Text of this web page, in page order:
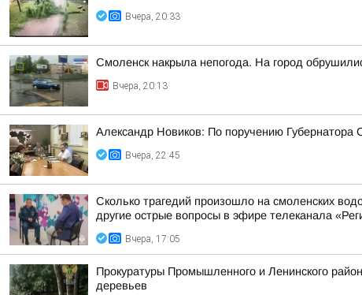
Вчера, 20:33
Смоленск накрыла непогода. На город
Вчера, 20:13
Александр Новиков: По поручению Губернатора
Вчера, 22:45
Сколько трагедий произошло на смоленских
другие острые вопросы в эфире телеканала
Вчера, 17:05
Прокуратуры Промышленного и Ленинского
деревьев